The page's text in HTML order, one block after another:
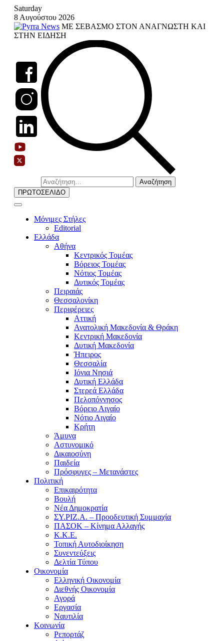
Skip
content
Saturday
8 Αυγούστου 2026
ΜΕ ΣΕΒΑΣΜΟ ΣΤΟΝ ΑΝΑΓΝΩΣΤΗ ΚΑΙ
ΣΤΗΝ ΕΙΔΗΣΗ
Αναζήτηση
για:
ΠΡΩΤΟΣΕΛΙΔΟ
Μόνιμες Στήλες
Editorial
Ελλάδα
Αθήνα
Κεντρικός Τομέας
Βόρειος Τομέας
Νότιος Τομέας
Δυτικός Τομέας
Πειραιάς
Θεσσαλονίκη
Περιφέρειες
Αττική
Ανατολική Μακεδονία & Θράκη
Κεντρική Μακεδονία
Δυτική Μακεδονία
Ήπειρος
Θεσσαλία
Ιόνια Νησιά
Δυτική Ελλάδα
Στερεά Ελλάδα
Πελοπόννησος
Βόρειο Αιγαίο
Νότιο Αιγαίο
Κρήτη
Άμυνα
Αστυνομικό
Δικαιοσύνη
Παιδεία
Πρόσφυγες – Μετανάστες
Πολιτική
Επικαιρότητα
Βουλή
Νέα Δημοκρατία
ΣΥ.ΡΙΖ.Α. – Προοδευτική Συμμαχία
ΠΑΣΟΚ – Κίνημα Αλλαγής
Κ.Κ.Ε.
Τοπική Αυτοδιοίκηση
Συνεντεύξεις
Δελτία Τύπου
Οικονομία
Ελληνική Οικονομία
Διεθνής Οικονομία
Αγορά
Εργασία
Ναυτιλία
Κοινωνία
Ρεπορτάζ